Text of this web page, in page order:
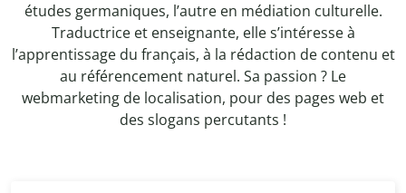
études germaniques, l’autre en médiation culturelle.
Traductrice et enseignante, elle s’intéresse à
l’apprentissage du français, à la rédaction de contenu et
au référencement naturel. Sa passion ? Le
webmarketing de localisation, pour des pages web et
des slogans percutants !